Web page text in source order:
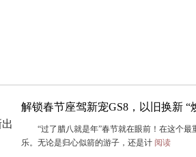
解锁春节座驾新宠GS8，以旧换新 “
“过了腊八就是年”春节就在眼前！在这个最
乐。无论是归心似箭的游子，还是计 阅读